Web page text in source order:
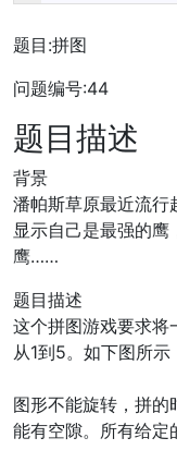
题目:拼图
问题编号:44
题目描述
背景
潘帕斯草原最近流行
显示自己是最强的
鹰……
题目描述
这个拼图游戏要求将
从1到5。如下图所示
图形不能旋转，拼的
能有空隙。所有给定